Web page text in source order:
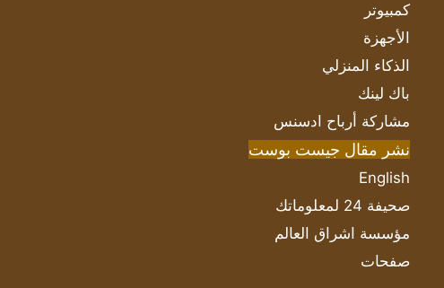
كمبيوتر
الأجهزة
الذكاء المنزلي
باك لينك
مشاركة أرباح ادسنس
نشر مقال جيست بوست
English
صحيفة 24 لمعلوماتك
مؤسسة اشراق العالم
صفحات